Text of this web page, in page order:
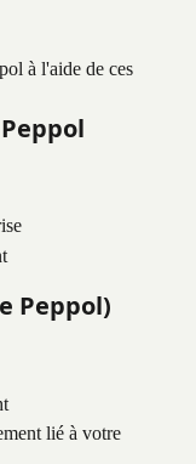
à l'aide de ces
Peppol)
lié à votre